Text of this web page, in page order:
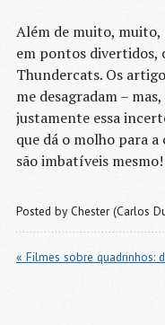
Além de muito,
em pontos divertidos,
Thundercats. Os
me desagradam –
justamente essa
que dá o molho para
são imbatíveis mesmo!
Posted byChester (Carlos
« Filmes sobre quadrinhos: